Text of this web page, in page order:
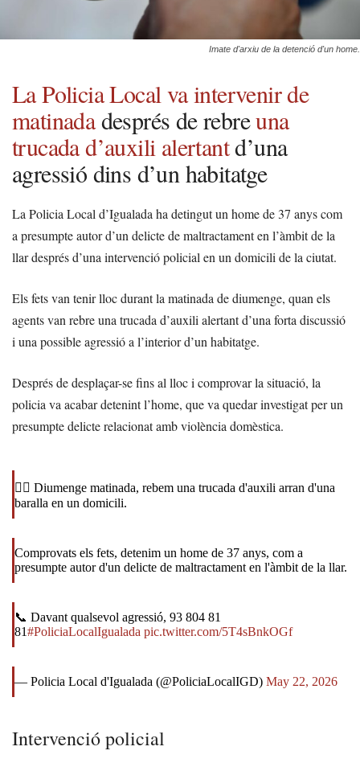
Imate d'arxiu de la detenció d'un home.
La Policia Local va intervenir de
matinadadesprés de rebreuna
trucada d’auxili alertantd’una
agressió dins d’un habitatge
La Policia Local d’Igualada ha detingut un home de 37 anys com
a presumpte autor d’un delicte de maltractament en l’àmbit de la
llar després d’una intervenció policial en un domicili de la ciutat.
Els fets van tenir lloc durant la matinada de diumenge, quan els
agents van rebre una trucada d’auxili alertant d’una forta discussió
i una possible agressió a l’interior d’un habitatge.
Després de desplaçar-se fins al lloc i comprovar la situació, la
policia va acabar detenint l’home, que va quedar investigat per un
presumpte delicte relacionat amb violència domèstica.
👮‍♀️ Diumenge matinada, rebem una trucada d'auxili arran d'una
baralla en un domicili.
Comprovats els fets, detenim un home de 37 anys, com a
presumpte autor d'un delicte de maltractament en l'àmbit de la llar.
📞 Davant qualsevol agressió, 93 804 81
81#PoliciaLocalIgualada pic.twitter.com/5T4sBnkOGf
— Policia Local d'Igualada (@PoliciaLocalIGD) May 22, 2026
Intervenció policial